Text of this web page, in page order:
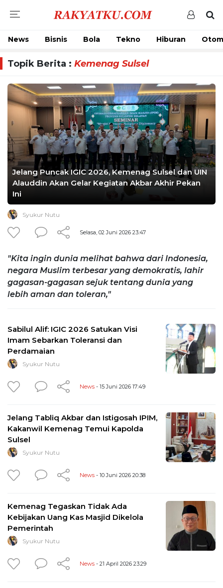
News Bisnis Bola Tekno Hiburan
Topik Berita : Kemenag Sulsel
Jelang Puncak IGIC 2026, Kemenag Sulsel dan UIN
Alauddin Akan Gelar Kegiatan Akbar Akhir Pekan
Ini
Syukur Nutu
Selasa, 02 Juni 2026 23:47
"Kita ingin dunia melihat bahwa dari Indonesia,
negara Muslim terbesar yang demokratis, lahir
gagasan-gagasan sejuk tentang dunia yang
lebih aman dan toleran,"
Sabilul Alif: IGIC 2026 Satukan Visi
Imam Sebarkan Toleransi dan
Perdamaian
Syukur Nutu
News - 15 Juni 2026 17:49
Jelang Tabliq Akbar dan Istigosah IPIM,
Kakanwil Kemenag Temui Kapolda
Sulsel
Syukur Nutu
News - 10 Juni 2026 20:38
Kemenag Tegaskan Tidak Ada
Kebijakan Uang Kas Masjid Dikelola
Pemerintah
Syukur Nutu
News - 21 April 2026 23:29